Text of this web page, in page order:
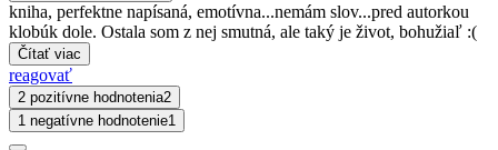
kniha, perfektne napísaná, emotívna...nemám slov...pred autorkou
klobúk dole. Ostala som z nej smutná, ale taký je život, bohužiaľ :(
Čítať viac
reagovať
2 pozitívne hodnotenia2
1 negatívne hodnotenie1